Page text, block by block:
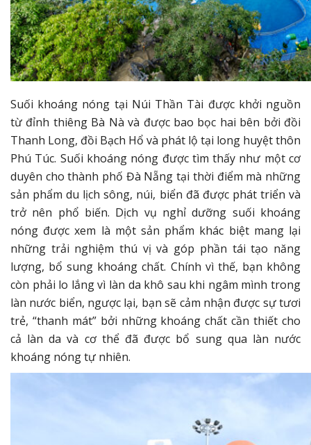
Suối khoáng nóng tại Núi Thần Tài được khởi nguồn
từ đỉnh thiêng Bà Nà và được bao bọc hai bên bởi đồi
Thanh Long, đồi Bạch Hổ và phát lộ tại long huyệt thôn
Phú Túc. Suối khoáng nóng được tìm thấy như một cơ
duyên cho thành phố Đà Nẵng tại thời điểm mà những
sản phẩm du lịch sông, núi, biển đã được phát triển và
trở nên phổ biến. Dịch vụ nghỉ dưỡng suối khoáng
nóng được xem là một sản phẩm khác biệt mang lại
những trải nghiệm thú vị và góp phần tái tạo năng
lượng, bổ sung khoáng chất. Chính vì thế, bạn không
còn phải lo lắng vì làn da khô sau khi ngâm mình trong
làn nước biển, ngược lại, bạn sẽ cảm nhận được sự tươi
trẻ, “thanh mát” bởi những khoáng chất cần thiết cho
cả làn da và cơ thể đã được bổ sung qua làn nước
khoáng nóng tự nhiên.